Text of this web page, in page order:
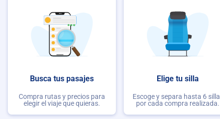
Busca tus pasajes
Compra rutas y precios para
elegir el viaje que quieras.
Elige tu silla
Escoge y separa hasta 6
por cada compra realizada.